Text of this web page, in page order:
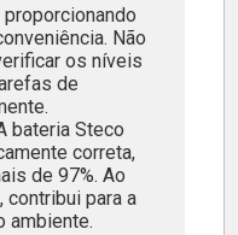
Não
os níveis
de
bateria Steco
correta,
de 97%. Ao
contribui para a
ambiente.